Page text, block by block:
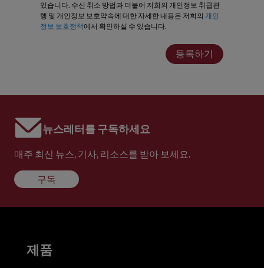
있습니다. 수신 취소 방법과 더불어 저희의 개인정보 취급관
행 및 개인정보 보호약속에 대한 자세한 내용은 저희의 개인
정보 보호정책에서 확인하실 수 있습니다.
등록하기
뉴스레터를 구독하세요
매주 최신 뉴스, 기사, 리소스를 받아 보세요.
구독
제품